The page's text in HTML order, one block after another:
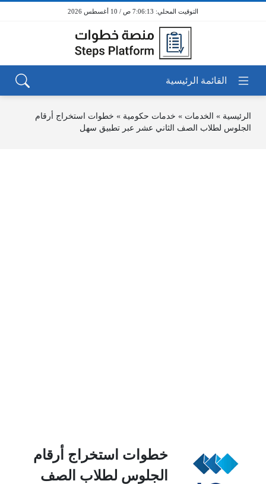
7:06:14 ص / 10 أغسطس 2026
الرئيسية » الخدمات » خدمات حكومية » خطوات استخراج أرقام
الجلوس لطلاب الصف الثاني عشر عبر تطبيق سهل
خطوات استخراج أرقام
الجلوس لطلاب الصف